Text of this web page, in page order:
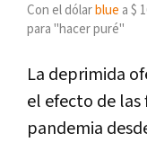
Con el dólarblue a $
para "hacer puré"
La deprimida
el efecto de las
pandemia